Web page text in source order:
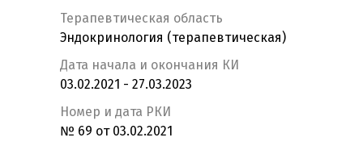
Терапевтическая область
Эндокринология (терапевтическая)
Дата начала и окончания КИ
03.02.2021 - 27.03.2023
Номер и дата РКИ
№ 69 от 03.02.2021